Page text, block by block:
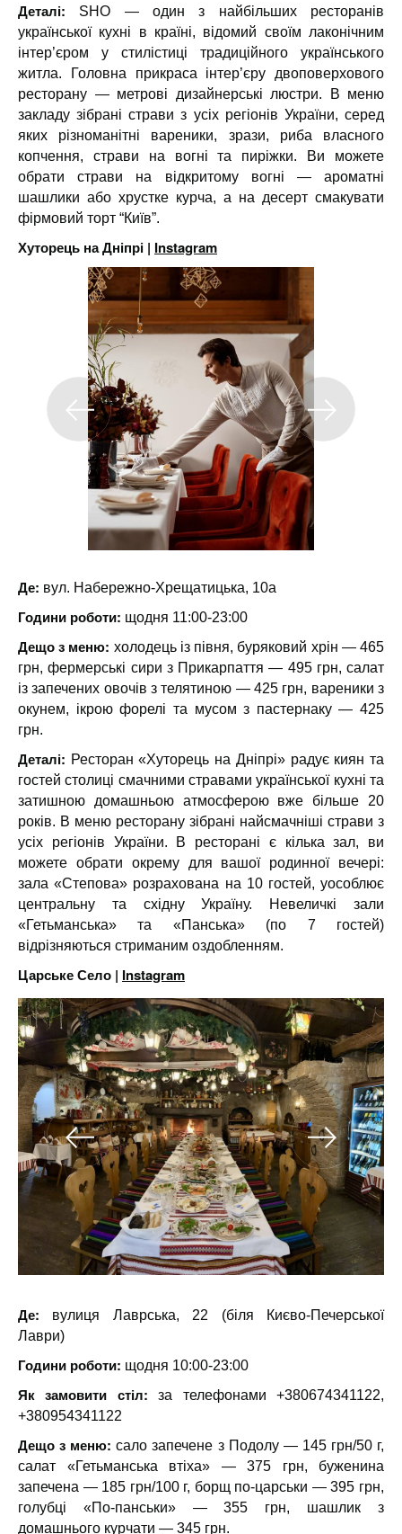
Деталі:
SHO — один з найбільших ресторанів
української кухні в країні, відомий своїм лаконічним
інтер’єром у стилістиці традиційного українського
житла. Головна прикраса інтер’єру двоповерхового
ресторану — метрові дизайнерські люстри. В меню
закладу зібрані страви з усіх регіонів України, серед
яких різноманітні вареники, зрази, риба власного
копчення, страви на вогні та пиріжки. Ви можете
обрати страви на відкритому вогні — ароматні
шашлики або хрустке курча, а на десерт смакувати
фірмовий торт “Київ”.
Хуторець на Дніпрі | Instagram
Де: вул. Набережно-Хрещатицька, 10а
Години роботи: щодня 11:00-23:00
Дещо з меню: холодець із півня, буряковий хрін — 465
грн, фермерські сири з Прикарпаття — 495 грн, салат
із запечених овочів з телятиною — 425 грн, вареники з
окунем, ікрою форелі та мусом з пастернаку — 425
грн.
Деталі: Ресторан «Хуторець на Дніпрі» радує киян та
гостей столиці смачними стравами української кухні та
затишною домашньою атмосферою вже більше 20
років. В меню ресторану зібрані найсмачніші страви з
усіх регіонів України. В ресторані є кілька зал, ви
можете обрати окрему для вашої родинної вечері:
зала «Степова» розрахована на 10 гостей, уособлює
центральну та східну Україну. Невеличкі зали
«Гетьманська» та «Панська» (по 7 гостей)
відрізняються стриманим оздобленням.
Царське Село | Instagram
Де: вулиця Лаврська, 22 (біля Києво-Печерської
Лаври)
Години роботи: щодня 10:00-23:00
Як замовити стіл: за телефонами +380674341122,
+380954341122
Дещо з меню:сало запечене з Подолу — 145 грн/50 г,
салат «Гетьманська втіха» — 375 грн, буженина
запечена — 185 грн/100 г, борщ по-царськи — 395 грн,
голубці «По-панськи» — 355 грн, шашлик з
домашнього курчати — 345 грн.